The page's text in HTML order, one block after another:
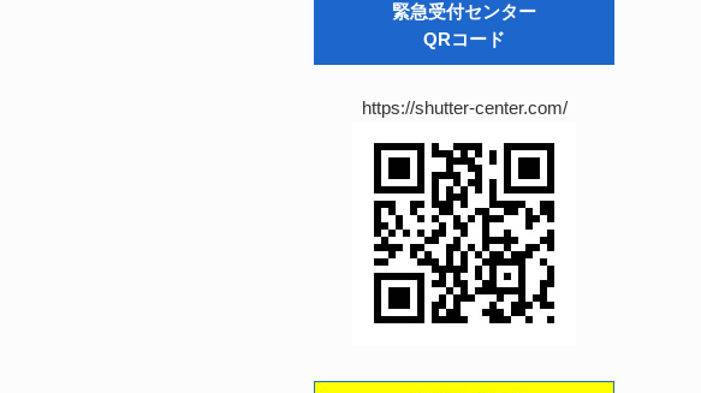
緊急受付センター
QRコード
https://shutter-center.com/